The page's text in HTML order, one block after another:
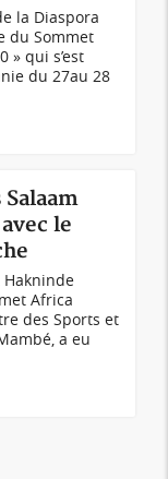
la Diaspora
du Sommet
» qui s’est
du 27au 28
le
Africa
des Sports et
a eu